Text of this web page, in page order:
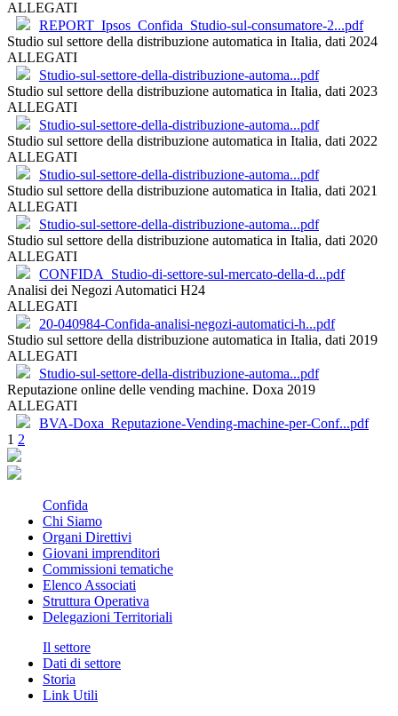
ALLEGATI
REPORT_Ipsos_Confida_Studio-sul-consumatore-2...pdf
Studio sul settore della distribuzione automatica in Italia, dati 2024
ALLEGATI
Studio-sul-settore-della-distribuzione-automa...pdf
Studio sul settore della distribuzione automatica in Italia, dati 2023
ALLEGATI
Studio-sul-settore-della-distribuzione-automa...pdf
Studio sul settore della distribuzione automatica in Italia, dati 2022
ALLEGATI
Studio-sul-settore-della-distribuzione-automa...pdf
Studio sul settore della distribuzione automatica in Italia, dati 2021
ALLEGATI
Studio-sul-settore-della-distribuzione-automa...pdf
Studio sul settore della distribuzione automatica in Italia, dati 2020
ALLEGATI
CONFIDA_Studio-di-settore-sul-mercato-della-d...pdf
Analisi dei Negozi Automatici H24
ALLEGATI
20-040984-Confida-analisi-negozi-automatici-h...pdf
Studio sul settore della distribuzione automatica in Italia, dati 2019
ALLEGATI
Studio-sul-settore-della-distribuzione-automa...pdf
Reputazione online delle vending machine. Doxa 2019
ALLEGATI
BVA-Doxa_Reputazione-Vending-machine-per-Conf...pdf
Paginazione
degli
1 2
Confida
Chi Siamo
Organi Direttivi
Giovani imprenditori
Commissioni tematiche
Elenco Associati
Struttura Operativa
Delegazioni Territoriali
Il settore
Dati di settore
Storia
Link Utili